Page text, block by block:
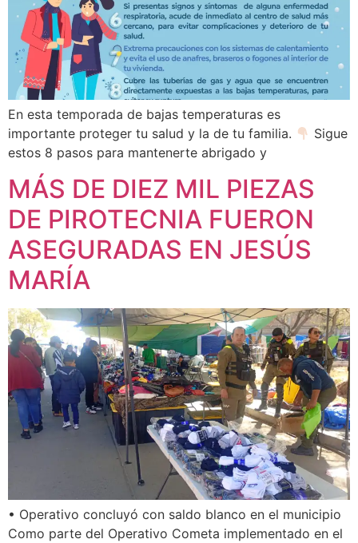
En esta temporada de bajas temperaturas es
importante proteger tu salud y la de tu familia.
Sigue
estos 8 pasos para mantenerte abrigado y
MÁS DE DIEZ MIL PIEZAS
DE PIROTECNIA FUERON
ASEGURADAS EN JESÚS
MARÍA
• Operativo concluyó con saldo blanco en el municipio
Como parte del Operativo Cometa implementado en el